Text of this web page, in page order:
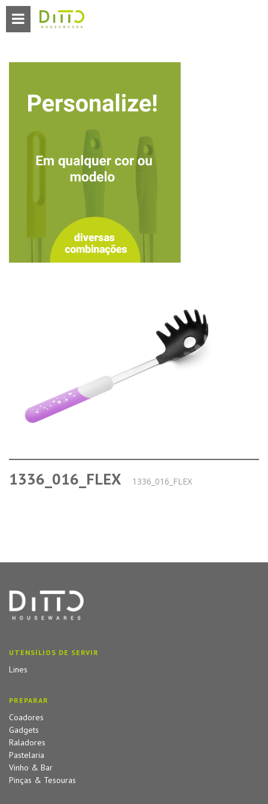
1336_016_FLEX 1336_016_FLEX
UTENSÍLIOS DE SERVIR
Lines
PREPARAR
Coadores
Gadgets
Raladores
Pastelaria
Vinho & Bar
Pinças & Tesouras